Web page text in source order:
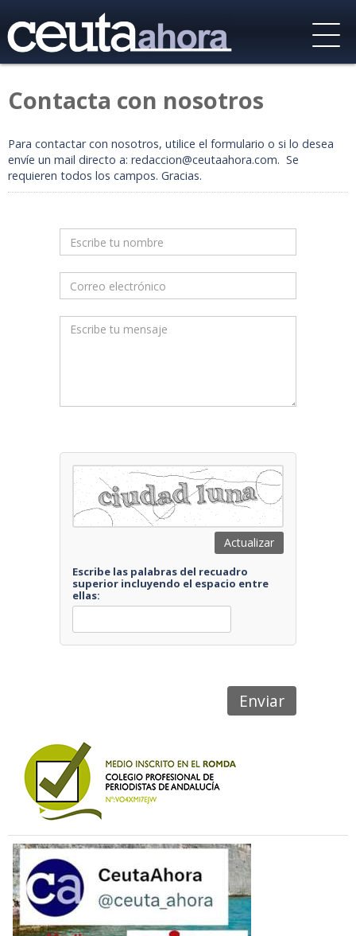
Contacta con nosotros
Para contactar con nosotros, utilice el formulario o si lo desea
envíe un mail directo a: redaccion@ceutaahora.com. Se
requieren todos los campos. Gracias.
Actualizar
Escribe las palabras del recuadro
superior incluyendo el espacio entre
ellas:
Enviar